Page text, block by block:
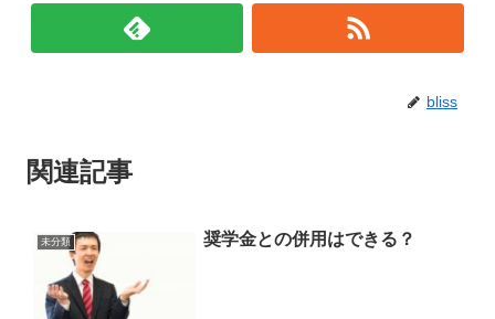
bliss
関連記事
未分類 奨学金との併用はできる？